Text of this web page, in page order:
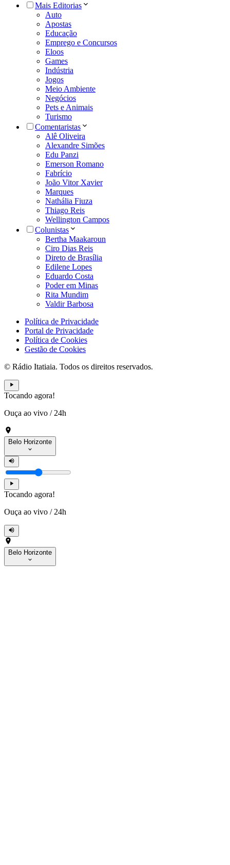
Mais Editorias
Auto
Apostas
Educação
Emprego e Concursos
Eloos
Games
Indústria
Jogos
Meio Ambiente
Negócios
Pets e Animais
Turismo
Comentaristas
Alê Oliveira
Alexandre Simões
Edu Panzi
Emerson Romano
Fabrício
João Vitor Xavier
Marques
Nathália Fiuza
Thiago Reis
Wellington Campos
Colunistas
Bertha Maakaroun
Ciro Dias Reis
Direto de Brasília
Edilene Lopes
Eduardo Costa
Poder em Minas
Rita Mundim
Valdir Barbosa
Política de Privacidade
Portal de Privacidade
Política de Cookies
Gestão de Cookies
© Rádio Itatiaia. Todos os direitos reservados.
Tocando agora!
Ouça ao vivo / 24h
Belo Horizonte
Tocando agora!
Ouça ao vivo / 24h
Belo Horizonte